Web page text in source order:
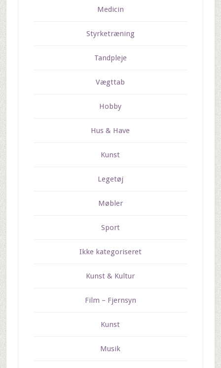
Medicin
Styrketræning
Tandpleje
Vægttab
Hobby
Hus & Have
Kunst
Legetøj
Møbler
Sport
Ikke kategoriseret
Kunst & Kultur
Film – Fjernsyn
Kunst
Musik